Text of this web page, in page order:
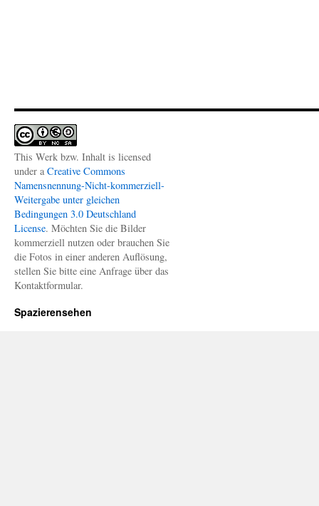
This Werk bzw. Inhalt is licensed
under a Creative Commons
Namensnennung-Nicht-kommerziell-
Weitergabe unter gleichen
Bedingungen 3.0 Deutschland
License. Möchten Sie die Bilder
kommerziell nutzen oder brauchen Sie
die Fotos in einer anderen Auflösung,
stellen Sie bitte eine Anfrage über das
Kontaktformular.
Spazierensehen